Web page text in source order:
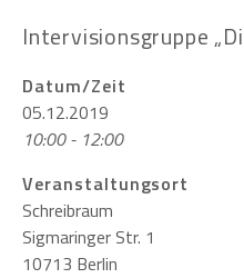
Intervisionsgruppe
Datum/Zeit
05.12.2019
10:00 - 12:00
Veranstaltungsort
Schreibraum
Sigmaringer Str. 1
10713 Berlin